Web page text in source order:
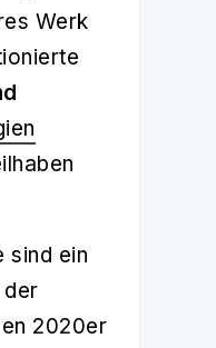
Werk
sind ein
der
2020er